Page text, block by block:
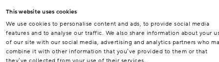
This website uses cookies
We use cookies to personalise content and ads, to provide social media
features and to analyse our traffic. We also share information about your
of our site with our social media, advertising and analytics partners who
combine it with other information that you’ve provided to them or that